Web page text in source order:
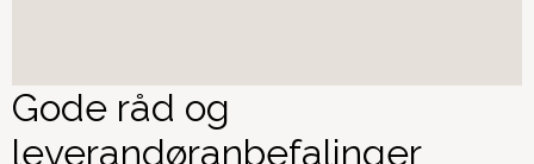
Gode råd og
leverandøranbefalinger